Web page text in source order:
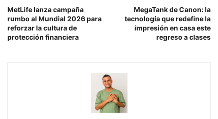
MetLife lanza campaña
rumbo al Mundial 2026 para
reforzar la cultura de
protección financiera
MegaTank de Canon: la
tecnología que redefine la
impresión en casa este
regreso a clases